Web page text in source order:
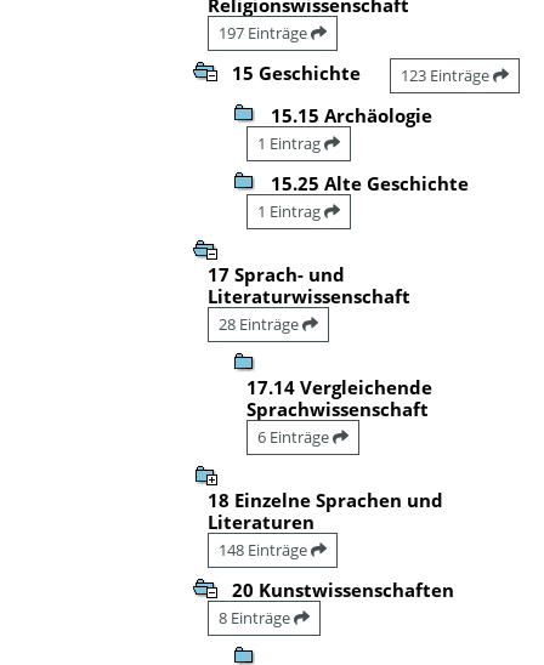
197 Einträge
15 Geschichte 123 Einträge
15.15 Archäologie
1 Eintrag
15.25 Alte Geschichte
1 Eintrag
17 Sprach- und
Literaturwissenschaft
28 Einträge
17.14 Vergleichende
Sprachwissenschaft
6 Einträge
18 Einzelne Sprachen und
Literaturen
148 Einträge
20 Kunstwissenschaften
8 Einträge